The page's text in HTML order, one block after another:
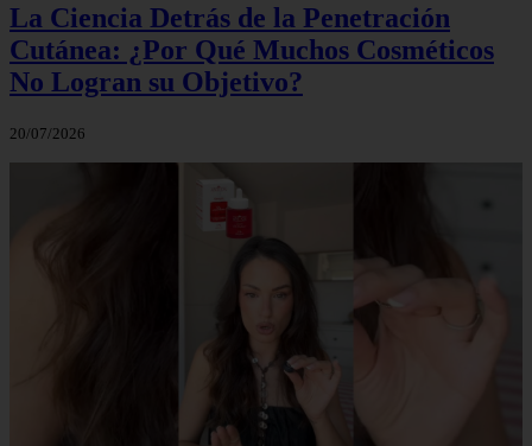
La Ciencia Detrás de la Penetración
Cutánea: ¿Por Qué Muchos Cosméticos
No Logran su Objetivo?
20/07/2026